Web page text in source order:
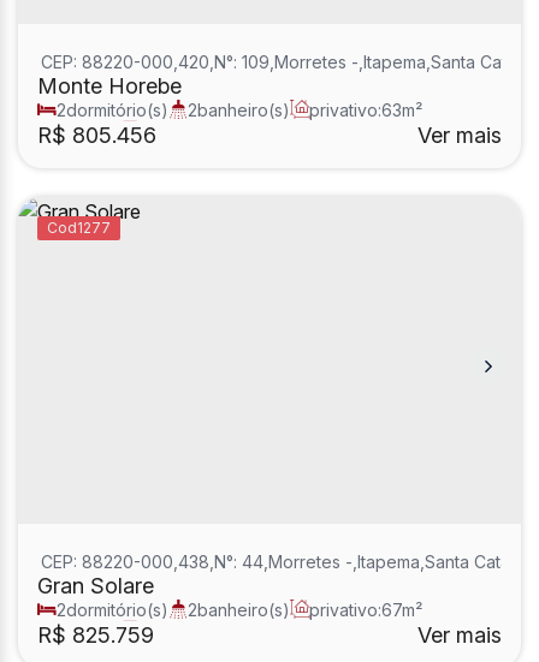
Monte Horebe
R$ 805.456
CEP: 88220-000 420 N°: 109 Morretes Itapema Santa
2dormitório(s) 2banheiro(s) privativo:63m²
2 sala(s) 1suíte(s) Ver mais
1277
Gran Solare
R$ 825.759
CEP: 88220-000 438 N°: 44 Morretes Itapema Santa Catarina
2dormitório(s) 2banheiro(s) privativo:67m²
1sala(s) 1suíte(s) Ver mais